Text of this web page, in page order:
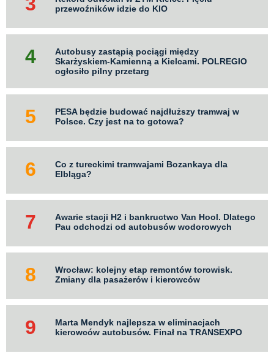
przewoźników idzie do KIO
Autobusy zastąpią pociągi między
Skarżyskiem-Kamienną a Kielcami. POLREGIO
ogłosiło pilny przetarg
PESA będzie budować najdłuższy tramwaj w
Polsce. Czy jest na to gotowa?
Co z tureckimi tramwajami Bozankaya dla
Elbląga?
Awarie stacji H2 i bankructwo Van Hool. Dlatego
Pau odchodzi od autobusów wodorowych
Wrocław: kolejny etap remontów torowisk.
Zmiany dla pasażerów i kierowców
Marta Mendyk najlepsza w eliminacjach
kierowców autobusów. Finał na TRANSEXPO